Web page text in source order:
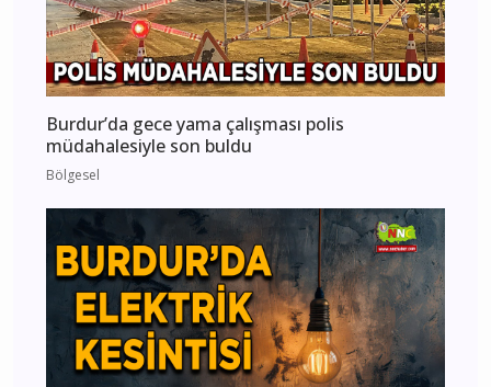
Burdur’da gece yama çalışması polis
müdahalesiyle son buldu
Bölgesel